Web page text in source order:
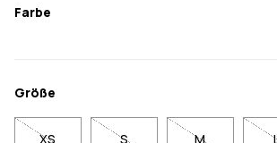
Farbe
Größe
XS S M